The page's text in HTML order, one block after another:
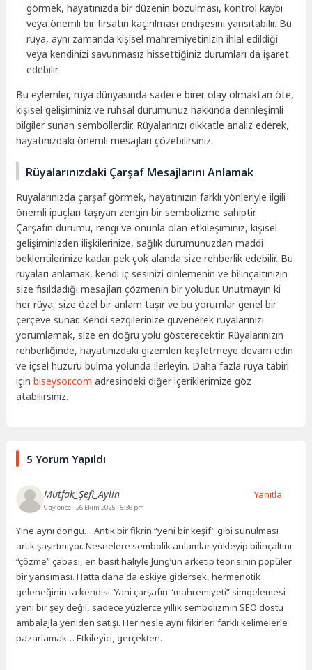
görmek, hayatınızda bir düzenin bozulması, kontrol kaybı
veya önemli bir fırsatın kaçırılması endişesini yansıtabilir. Bu
rüya, aynı zamanda kişisel mahremiyetinizin ihlal edildiği
veya kendinizi savunmasız hissettiğiniz durumları da işaret
edebilir.
Bu eylemler, rüya dünyasında sadece birer olay olmaktan öte,
kişisel gelişiminiz ve ruhsal durumunuz hakkında derinleşimli
bilgiler sunan sembollerdir. Rüyalarınızı dikkatle analiz ederek,
hayatınızdaki önemli mesajları çözebilirsiniz.
Rüyalarınızdaki Çarşaf Mesajlarını Anlamak
Rüyalarınızda çarşaf görmek, hayatınızın farklı yönleriyle ilgili
önemli ipuçları taşıyan zengin bir sembolizme sahiptir.
Çarşafın durumu, rengi ve onunla olan etkileşiminiz, kişisel
gelişiminizden ilişkilerinize, sağlık durumunuzdan maddi
beklentilerinize kadar pek çok alanda size rehberlik edebilir. Bu
rüyaları anlamak, kendi iç sesinizi dinlemenin ve bilinçaltınızın
size fısıldadığı mesajları çözmenin bir yoludur. Unutmayın ki
her rüya, size özel bir anlam taşır ve bu yorumlar genel bir
çerçeve sunar. Kendi sezgilerinize güvenerek rüyalarınızı
yorumlamak, size en doğru yolu gösterecektir. Rüyalarınızın
rehberliğinde, hayatınızdaki gizemleri keşfetmeye devam edin
ve içsel huzuru bulma yolunda ilerleyin. Daha fazla rüya tabiri
içinbiseysor.com adresindeki diğer içeriklerimize göz
atabilirsiniz.
5 Yorum Yapıldı
Mutfak_Şefi_Aylin
9 ay önce- 26 Ekim 2025 - 5:36 pm
Yine aynı döngü… Antik bir fikrin “yeni bir keşif” gibi sunulması
artık şaşırtmıyor. Nesnelere sembolik anlamlar yükleyip bilinçaltını
“çözme” çabası, en basit haliyle Jung’un arketip teorisinin popüler
bir yansıması. Hatta daha da eskiye gidersek, hermenötik
geleneğinin ta kendisi. Yani çarşafın “mahremiyeti” simgelemesi
yeni bir şey değil, sadece yüzlerce yıllık sembolizmin SEO dostu
ambalajla yeniden satışı. Her nesle aynı fikirleri farklı kelimelerle
pazarlamak… Etkileyici, gerçekten.
Yanıtla